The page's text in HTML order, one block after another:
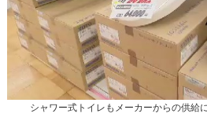
シャワー式トイレもメーカーからの供給